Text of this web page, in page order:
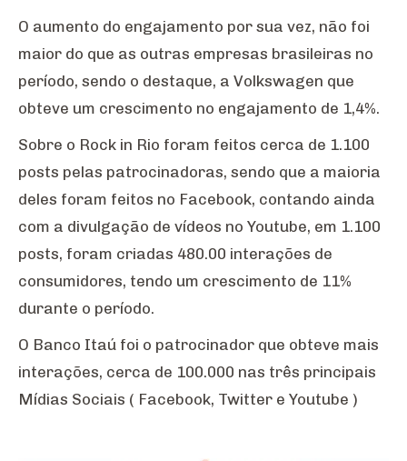
O aumento do engajamento por sua vez, não foi
maior do que as outras empresas brasileiras no
período, sendo o destaque, a Volkswagen que
obteve um crescimento no engajamento de 1,4%.
Sobre o Rock in Rio foram feitos cerca de 1.100
posts pelas patrocinadoras, sendo que a maioria
deles foram feitos no Facebook, contando ainda
com a divulgação de vídeos no Youtube, em 1.100
posts, foram criadas 480.00 interações de
consumidores, tendo um crescimento de 11%
durante o período.
O Banco Itaú foi o patrocinador que obteve mais
interações, cerca de 100.000 nas três principais
Mídias Sociais ( Facebook, Twitter e Youtube )